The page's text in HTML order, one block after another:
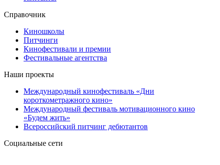
Справочник
Киношколы
Питчинги
Кинофестивали и премии
Фестивальные агентства
Наши проекты
Международный кинофестиваль «Дни
короткометражного кино»
Международный фестиваль мотивационного кино
«Будем жить»
Всероссийский питчинг дебютантов
Социальные сети